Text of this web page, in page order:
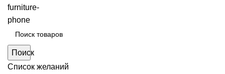
Поиск
Список желаний